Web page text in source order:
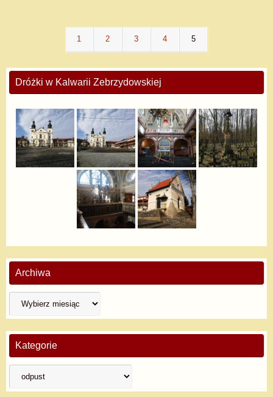
1 2 3 4 5
Dróżki w Kalwarii Zebrzydowskiej
Archiwa
Kategorie